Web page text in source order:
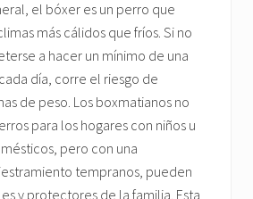
el bóxer es un perro que
más cálidos que fríos. Si no
a hacer un mínimo de una
día, corre el riesgo de
de peso. Los boxmatianos no
para los hogares con niños u
pero con una
tempranos, pueden
y protectores de la familia. Esta